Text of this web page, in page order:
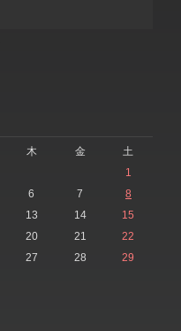
木 金
土
1
6 7
8
13 14
15
20 21
22
27 28
29